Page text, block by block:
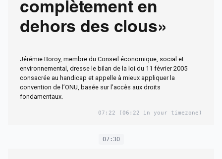
complètement en
dehors des clous»
Jérémie Boroy, membre du Conseil économique, social et
environnemental, dresse le bilan de la loi du 11 février 2005
consacrée au handicap et appelle à mieux appliquer la
convention de l’ONU, basée sur l’accès aux droits
fondamentaux.
07:22 (06:22 in your timezone)
07:30